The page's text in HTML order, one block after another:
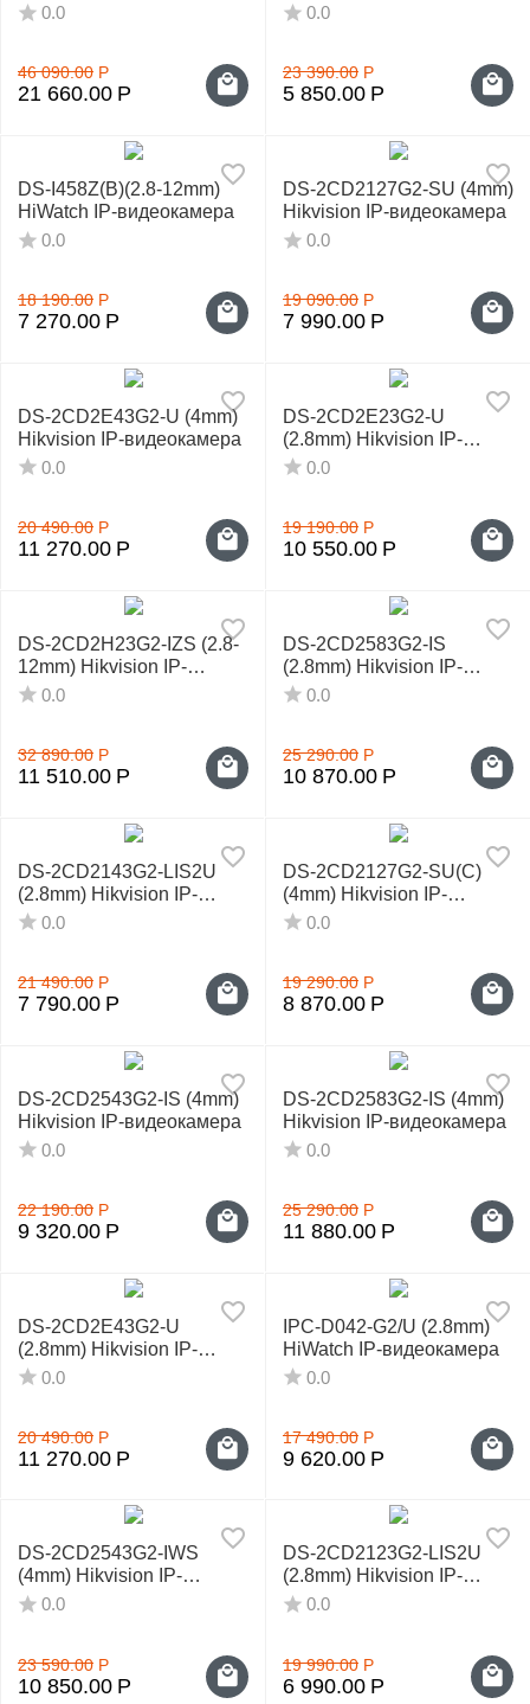
видеокамера
0.0
46 090.00 Р
21 660.00 Р
видеокамера
0.0
23 390.00 Р
5 850.00 Р
DS-I458Z(B)(2.8-12mm)
HiWatch IP-видеокамера
0.0
18 190.00 Р
7 270.00 Р
DS-2CD2127G2-SU (4mm)
Hikvision IP-видеокамера
0.0
19 090.00 Р
7 990.00 Р
DS-2CD2E43G2-U (4mm)
Hikvision IP-видеокамера
0.0
20 490.00 Р
11 270.00 Р
DS-2CD2E23G2-U
(2.8mm) Hikvision IP-
видеокамера
0.0
19 190.00 Р
10 550.00 Р
DS-2CD2H23G2-IZS (2.8-
12mm) Hikvision IP-
видеокамера
0.0
32 890.00 Р
11 510.00 Р
DS-2CD2583G2-IS
(2.8mm) Hikvision IP-
видеокамера
0.0
25 290.00 Р
10 870.00 Р
DS-2CD2143G2-LIS2U
(2.8mm) Hikvision IP-
видеокамера
0.0
21 490.00 Р
7 790.00 Р
DS-2CD2127G2-SU(С)
(4mm) Hikvision IP-
видеокамера
0.0
19 290.00 Р
8 870.00 Р
DS-2CD2543G2-IS (4mm)
Hikvision IP-видеокамера
0.0
22 190.00 Р
9 320.00 Р
DS-2CD2583G2-IS (4mm)
Hikvision IP-видеокамера
0.0
25 290.00 Р
11 880.00 Р
DS-2CD2E43G2-U
(2.8mm) Hikvision IP-
видеокамера
0.0
20 490.00 Р
11 270.00 Р
IPC-D042-G2/U (2.8mm)
HiWatch IP-видеокамера
0.0
17 490.00 Р
9 620.00 Р
DS-2CD2543G2-IWS
(4mm) Hikvision IP-
видеокамера
0.0
23 590.00 Р
10 850.00 Р
DS-2CD2123G2-LIS2U
(2.8mm) Hikvision IP-
видеокамера
0.0
19 990.00 Р
6 990.00 Р